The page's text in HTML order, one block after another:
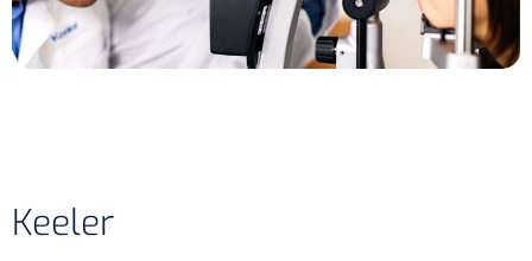
Oogheelkundig Chirurgiesysteem
Femto lasers
Pupillometers
Gonioscopen
Zonder keratometrie
Ofthalmoscopen en skiascopen
Pasglazen
Wegwerp instrumenten
Watertank en filters
Tracers en blockers
Inrichting
Tabouretten
Diagnostische patiëntenzetels
Keeler